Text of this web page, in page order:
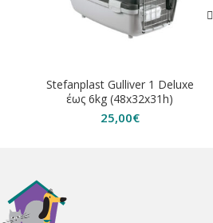
Stefanplast Gulliver 1 Deluxe
έως 6kg (48x32x31h)
25,00€